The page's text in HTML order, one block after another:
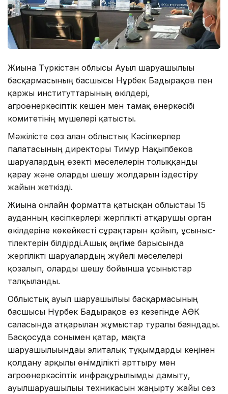
Жиынға Түркістан облысы Ауыл шаруашылығы
басқармасының басшысы Нұрбек Бадырақов пен
қаржы институттарының өкілдері,
агроөнеркәсіптік кешен мен тамақ өнеркәсібі
комитетінің мүшелері қатысты.
Мәжілісте сөз алған облыстық Кәсіпкерлер
палатасының директоры Тимур Нақыпбеков
шаруалардың өзекті мәселелерін толыққанды
қарау және оларды шешу жолдарын іздестіру
жайын жеткізді.
Жиынға онлайн форматта қатысқан облыстағы 15
ауданның кәсіпкерлері жергілікті атқарушы орган
өкілдеріне көкейкесті сұрақтарын қойып, ұсыныс-
тілектерін білдірді.Ашық әңгіме барысында
жергілікті шаруалардың жүйелі мәселелері
қозғалып, оларды шешу бойынша ұсыныстар
талқыланды.
Облыстық ауыл шаруашылығы басқармасының
басшысы Нұрбек Бадырақов өз кезегінде АӨК
саласында атқарылған жұмыстар туралы баяндады.
Басқосуда сонымен қатар, мақта
шаруашылығындағы элиталық тұқымдарды кеңінен
қолдану арқылы өнімділікті арттыру мен
агроөнеркәсіптік инфрақұрылымды дамыту,
ауылшаруашылығы техникасын жаңғырту жайы сөз